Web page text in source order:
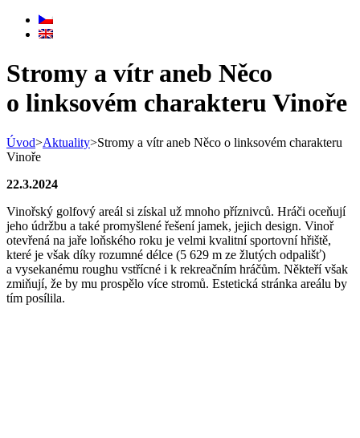
Stromy a vítr aneb Něco
o linksovém charakteru Vinoře
Úvod>Aktuality>Stromy a vítr aneb Něco o linksovém charakteru
Vinoře
22.3.2024
Vinořský golfový areál si získal už mnoho příznivců. Hráči oceňují
jeho údržbu a také promyšlené řešení jamek, jejich design. Vinoř
otevřená na jaře loňského roku je velmi kvalitní sportovní hřiště,
které je však díky rozumné délce (5 629 m ze žlutých odpališť)
a vysekanému roughu vstřícné i k rekreačním hráčům. Někteří však
zmiňují, že by mu prospělo více stromů. Estetická stránka areálu by
tím posílila.